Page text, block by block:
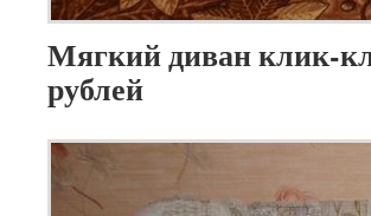
Мягкий диван клик-
рублей